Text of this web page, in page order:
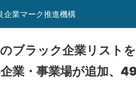
業マーク推進機構
ラック企業リスト
業・事業場が追加、